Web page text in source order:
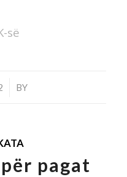
së
BY
pagat